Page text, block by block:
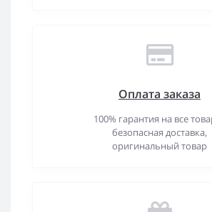
Оплата заказа
100% гарантия на все
безопасная доставка,
оригинальный товар